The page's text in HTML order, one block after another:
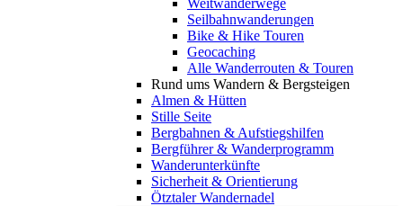
Weitwanderwege
Seilbahnwanderungen
Bike & Hike Touren
Geocaching
Alle Wanderrouten & Touren
Rund ums Wandern & Bergsteigen
Almen & Hütten
Stille Seite
Bergbahnen & Aufstiegshilfen
Bergführer & Wanderprogramm
Wanderunterkünfte
Sicherheit & Orientierung
Ötztaler Wandernadel